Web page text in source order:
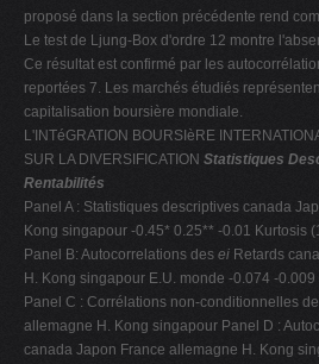
proposé dans la section précédente rend
Le test de Ljung-Box d'ordre 12 montre
Ce résultat est confirmé par les
reportées 7. Les marchés étudiés
capitalisation boursière mondiale.
L'INTéGRATION BOURSIèRE
SUR LA DIVERSIFICATION Statistiques
Rentabilités
Panel A : Statistiques descriptives canada
Kong singapour -0.45* 0.25** -0.01 Kurtosis
Panel B: Autocorrelations des ei Retards
H. Kong singapour E.U. monde -0.074 -
Panel C : Corrélations non-conditionnelles
allemagne H. Kong singapour Panel D :
canada Japon France allemagne H. Kong